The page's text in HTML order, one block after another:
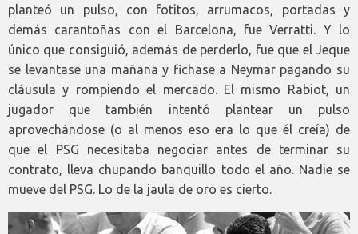
planteó un pulso, con fotitos, arrumacos, portadas y
demás carantoñas con el Barcelona, fue Verratti. Y lo
único que consiguió, además de perderlo, fue que el Jeque
se levantase una mañana y fichase a Neymar pagando su
cláusula y rompiendo el mercado. El mismo Rabiot, un
jugador que también intentó plantear un pulso
aprovechándose (o al menos eso era lo que él creía) de
que el PSG necesitaba negociar antes de terminar su
contrato, lleva chupando banquillo todo el año. Nadie se
mueve del PSG. Lo de la jaula de oro es cierto.